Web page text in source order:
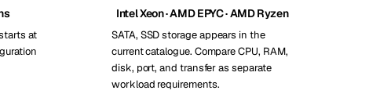
at
Intel Xeon · AMD EPYC · AMD Ryzen
SATA, SSD storage appears in the
current catalogue. Compare CPU, RAM,
disk, port, and transfer as separate
workload requirements.